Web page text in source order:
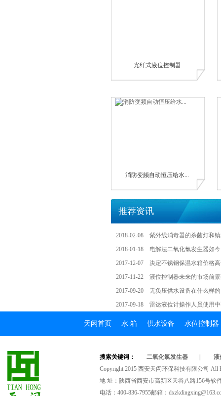
光纤式液位控制器
消防变频自动恒压给水...
推荐资讯
2018-02-08
紫外线消毒器的杀菌灯和
2018-01-18
电解法二氧化氯发生器如
2017-12-07
决定不锈钢保温水箱价格
2017-11-22
液位控制器未来的市场前
2017-09-20
无负压供水设备在什么样
2017-09-18
雷达液位计操作人员使用
天闳首页 水箱 供水设备 水位控制器
搜索关键词： 二氧化氯发生器
液
Copyright2015西安天闳环保科技有限公司
地址：陕西省西安市高新区天谷八路156号软
电话：400-836-7955邮箱：